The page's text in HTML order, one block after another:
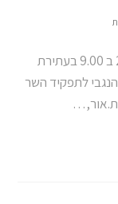
בג"צ בהרכב 7 שופטים ידון מחרתים יום ג 26.8 ב 9.00 בעתירת
הנגבי לתפקיד השר
ת.אור,…